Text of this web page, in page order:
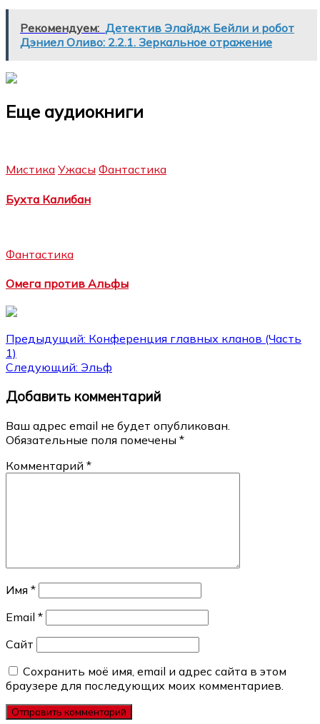
Рекомендуем: Детектив Элайдж Бейли и робот
Дэниел Оливо: 2.2.1. Зеркальное отражение
Еще аудиокниги
Мистика Ужасы Фантастика
Бухта Калибан
Фантастика
Омега против Альфы
Навигация
по
записям
Предыдущий: Конференция главных кланов (Часть
1)
Следующий: Эльф
Добавить комментарий
Ваш адрес email не будет опубликован.
Обязательные поля помечены *
Комментарий *
Имя *
Email *
Сайт
Сохранить моё имя, email и адрес сайта в этом
браузере для последующих моих комментариев.